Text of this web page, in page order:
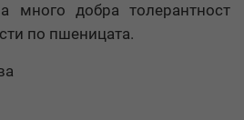
много добра толерантност
по пшеницата.